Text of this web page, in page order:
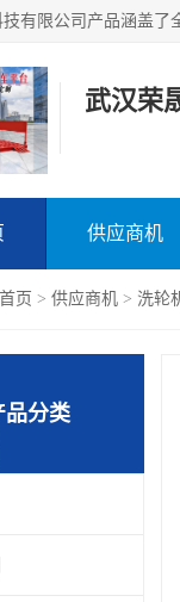
武汉荣
供应商机
首页 > 供应商机 > 洗轮
品分类